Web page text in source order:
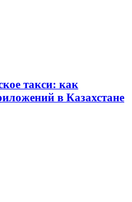
такси: как
в Казахстане